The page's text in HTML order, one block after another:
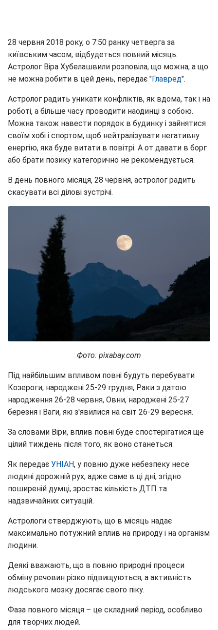
28 червня 2018 року, о 7:50 ранку четверга за
київським часом, відбудеться повний місяць.
Астролог Віра Хубелашвили розповіла, що можна, а що
не можна робити в цей день, передає "Главред".
Астролог радить уникати конфліктів, як вдома, так і на
роботі, а більше часу проводити наодинці з собою.
Можна також навести порядок в будинку і зайнятися
своїм хобі і спортом, щоб нейтралізувати негативну
енергію, яка буде витати в повітрі. А от давати в борг
або брати позику категорично не рекомендується.
В день повного місяця, 28 червня, астролог радить
скасувати всі ділові зустрічі.
Фото: pixabay.com
Під найбільшим впливом повні будуть перебувати
Козероги, народжені 25-29 грудня, Раки з датою
народження 26-28 червня, Овни, народжені 25-27
березня і Ваги, які з'явилися на світ 26-29 вересня.
За словами Віри, вплив повні буде спостерігатися ще
цілий тиждень після того, як воно станеться.
Як передає УНІАН, у повню дуже небезпеку несе
людині дорожній рух, адже саме в ці дні, згідно
поширеній думці, зростає кількість ДТП та
надзвичайних ситуацій.
Астрологи стверджують, що в місяць надає
максимально потужний вплив на природу і на організм
людини.
Деякі вважають, що в повню природні процеси
обміну речовин різко підвищуються, а активність
людського мозку досягає свого піку.
Фаза повного місяця – це складний період, особливо
для творчих людей.